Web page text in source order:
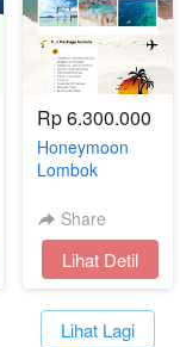
Rp 6.300.000
Honeymoon
Lombok
WITH SPA
Share
`
Lihat Detil
`Lihat Lagi